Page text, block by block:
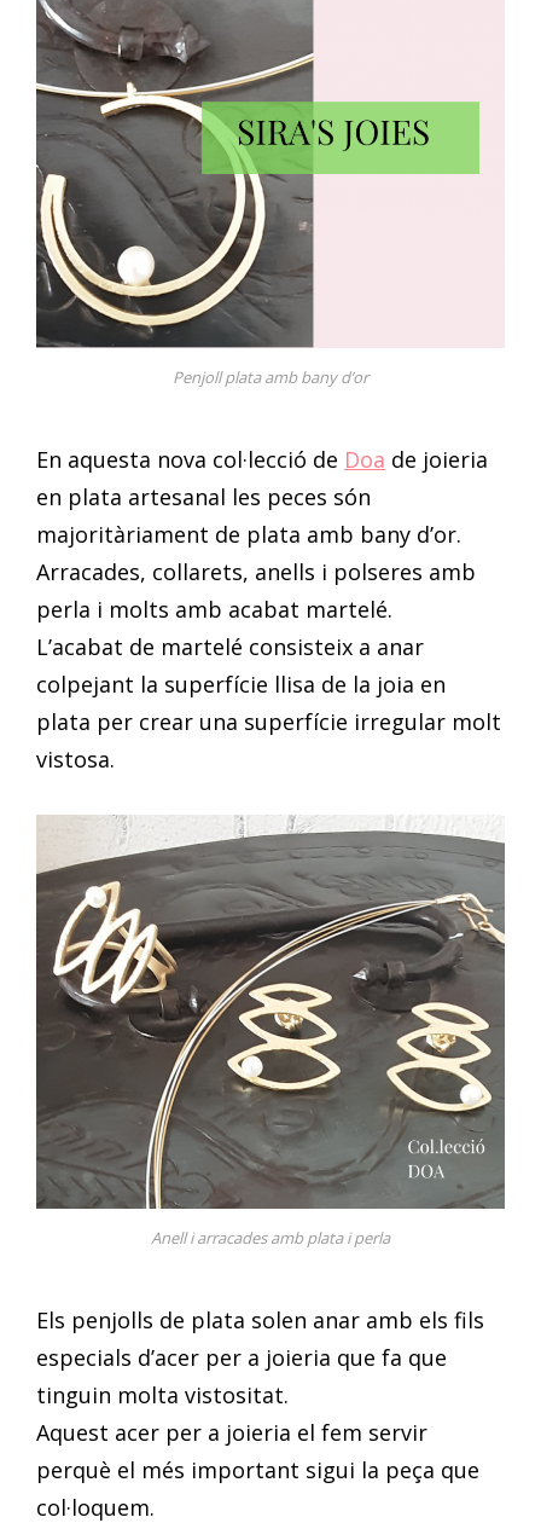
Penjoll plata amb bany d’or
En aquesta nova col·lecció de Doa de joieria
en plata artesanal les peces són
majoritàriament de plata amb bany d’or.
Arracades, collarets, anells i polseres amb
perla i molts amb acabat martelé.
L’acabat de martelé consisteix a anar
colpejant la superfície llisa de la joia en
plata per crear una superfície irregular molt
vistosa.
Anell i arracades amb plata i perla
Els penjolls de plata solen anar amb els fils
especials d’acer per a joieria que fa que
tinguin molta vistositat.
Aquest acer per a joieria el fem servir
perquè el més important sigui la peça que
col·loquem.